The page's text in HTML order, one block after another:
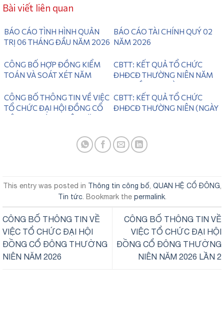
Bài viết liên quan
BÁO CÁO TÌNH HÌNH QUẢN
TRỊ 06 THÁNG ĐẦU NĂM 2026
BÁO CÁO TÀI CHÍNH QUÝ 02
NĂM 2026
CÔNG BỐ HỢP ĐỒNG KIỂM
TOÁN VÀ SOÁT XÉT NĂM
CBTT: KẾT QUẢ TỔ CHỨC
ĐHĐCĐ THƯỜNG NIÊN NĂM
28/06/2026)
CÔNG BỐ THÔNG TIN VỀ VIỆC
TỔ CHỨC ĐẠI HỘI ĐỒNG CỔ
CBTT: KẾT QUẢ TỔ CHỨC
ĐHĐCĐ THƯỜNG NIÊN (NGÀY
This entry was posted in Thông tin công bố QUAN HỆ CỔ ĐÔNG
Tin tức. Bookmark the permalink.
CÔNG BỐ THÔNG TIN VỀ
VIỆC TỔ CHỨC ĐẠI HỘI
ĐỒNG CỔ ĐÔNG THƯỜNG
NIÊN NĂM 2026
CÔNG BỐ THÔNG TIN VỀ
VIỆC TỔ CHỨC ĐẠI HỘI
ĐỒNG CỔ ĐÔNG THƯỜNG
NIÊN NĂM 2026 LẦN 2